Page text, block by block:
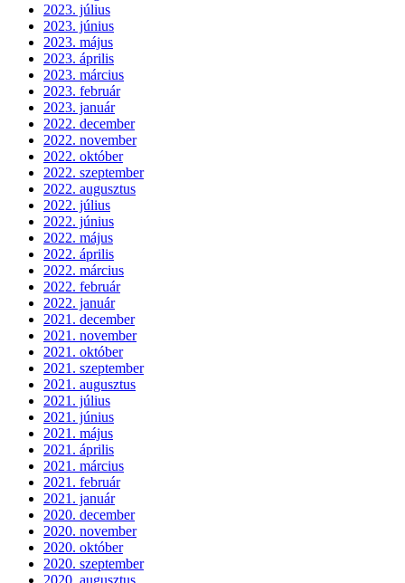
2023. július
2023. június
2023. május
2023. április
2023. március
2023. február
2023. január
2022. december
2022. november
2022. október
2022. szeptember
2022. augusztus
2022. július
2022. június
2022. május
2022. április
2022. március
2022. február
2022. január
2021. december
2021. november
2021. október
2021. szeptember
2021. augusztus
2021. július
2021. június
2021. május
2021. április
2021. március
2021. február
2021. január
2020. december
2020. november
2020. október
2020. szeptember